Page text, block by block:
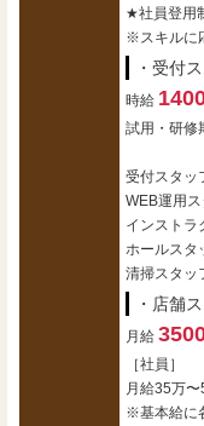
★社員登用
※スキルに
・受付
時給
試用・研修
受付スタッ
WEB運用
インストラ
ホールスタ
清掃スタッ
・店舗
月給
［社員］
月給35万
※基本給に